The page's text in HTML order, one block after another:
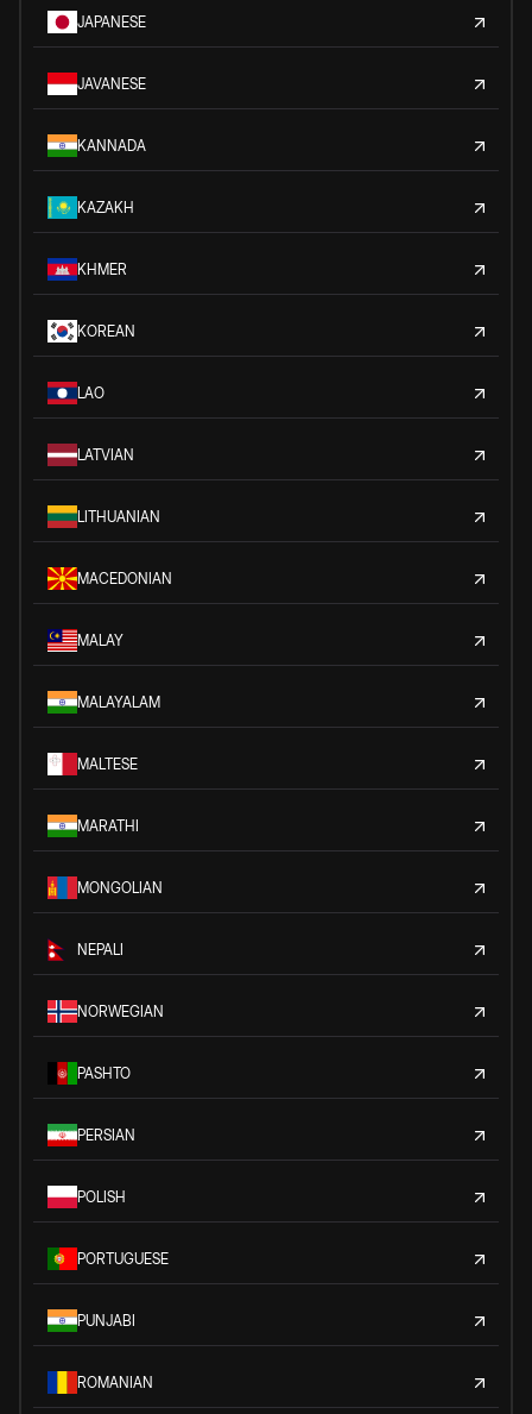
JAPANESE
JAVANESE
KANNADA
KAZAKH
KHMER
KOREAN
LAO
LATVIAN
LITHUANIAN
MACEDONIAN
MALAY
MALAYALAM
MALTESE
MARATHI
MONGOLIAN
NEPALI
NORWEGIAN
PASHTO
PERSIAN
POLISH
PORTUGUESE
PUNJABI
ROMANIAN